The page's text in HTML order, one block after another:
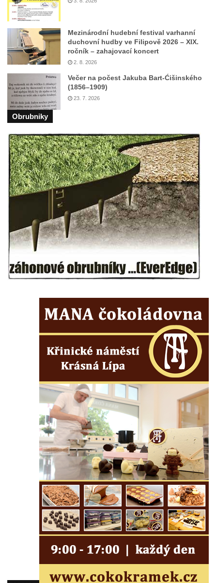
na Dělnickém domě v Cítolibech
staré škole v Cítolibech
Pamětní deska 120 let založení SDH
Touchovice
Pamětní deska povodní 2013 ve Velkých
Žernosekách
Pamětní deska Franze Josepha Gläsera na
jeho rodném domě čp. 33 v Černické ulici v
Horním Jiřetíně
Pamětní deska Ludwiga Freunda na domě
čp. 76 na Marxově náměstí v Postoloprtech
Pamětní deska Antonie a Stanislava
Vratislavových na obecním úřadu v
Poleradech
Pamětní deska biskupa Wenzela Frinda na
hřbitovní kapli v Lipové
Pamětní deska Friedricha Egermanna na
Pamětní deska Václava Kliera na Tyršově
Pamětní deska Vinzenze Ulbricha na domě
čp. 26 v Brné
Pamětní deska Johanna Christopha Kridela
na budově Café Henke v Rumburku
Pamětní deska Rudolfa Antona Fockeho na
domě čp. 101/6 na Lužickém náměstí v
Rumburku
Pamětní deska Jaroslava Falty u Domu
kultury Střelnice v Rumburku
Pamětní deska Josefa Srba Debrnova na
domě čp. 1 v Debrnu
Pamětní deska čestným občanům města na
hřbitově v Kralupech nad Vltavou
Pamětní deska Julia Loria na židovském
hřbitově v Českém Krumlově
Pamětní deska Ignaze Spiro na židovském
hřbitově v Českém Krumlově
obecním úřadem v Prysku
Mezinárodní hudební festival varhanní
duchovní hudby ve Filipově 2026 – XIX.
ročník – zahajovací koncert
2. 8. 2026
Večer na počest Jakuba Bart-Ćišinského
(1856–1909)
23. 7. 2026
Obrubniky